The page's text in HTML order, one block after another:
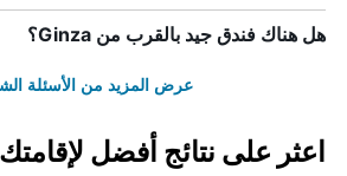
هل هناك فندق جيد بالقرب من Ginza؟
عرض المزيد من الأسئلة
اعثر على نتائج أفضل